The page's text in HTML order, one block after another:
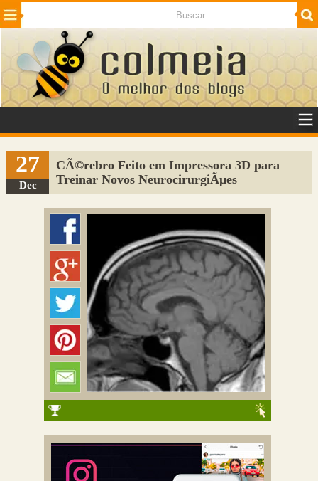
Beleza Cinema e TV
Internet Jogos NotÃ­cias SaÃºde
VeÃ­culos Adulto
Sugerir Link
Adicionar Blog
Colmeia Exchange
27
Dec
CÃ©rebro Feito em Impressora 3D para
Treinar Novos NeurocirurgiÃµes